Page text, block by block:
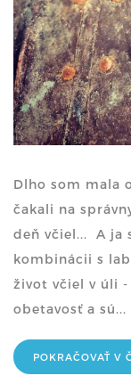
Dlho som mala
čakali na
deň včiel... A ja
kombinácii s
život včiel v úli -
obetavosť a sú...
POKRAČOVAŤ V